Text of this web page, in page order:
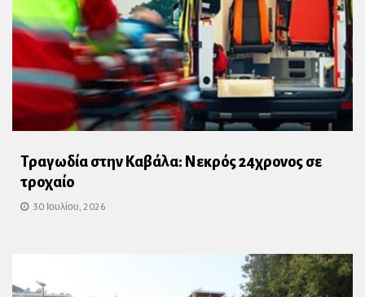
Τραγωδία στην Καβάλα: Νεκρός 24χρονος σε
τροχαίο
30 Ιουλίου, 2026